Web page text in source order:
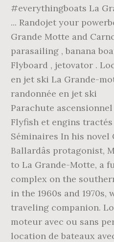
#everythingboats La
... Randojet your
Grande Motte and
parasailing , banana
Flyboard , jetovator .
en jet ski La Grande-
randonnée en jet ski
Parachute ascensionnel
Flyfish et engins tractés
Séminaires In his novel
Ballardâs
to La Grande-Motte, a
complex on the
in the 1960s and 1970s,
traveling companion.
moteur avec ou sans
location de bateaux